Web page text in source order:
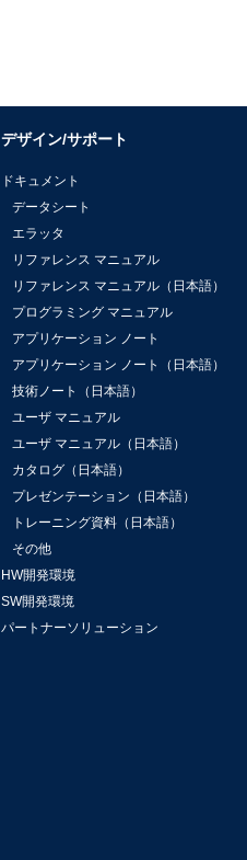
デザイン/サポート
ドキュメント
データシート
エラッタ
リファレンス マニュアル
リファレンス マニュアル（日本語）
プログラミング マニュアル
アプリケーション ノート
アプリケーション ノート（日本語）
技術ノート（日本語）
ユーザ マニュアル
ユーザ マニュアル（日本語）
カタログ（日本語）
プレゼンテーション（日本語）
トレーニング資料（日本語）
その他
HW開発環境
SW開発環境
パートナーソリューション